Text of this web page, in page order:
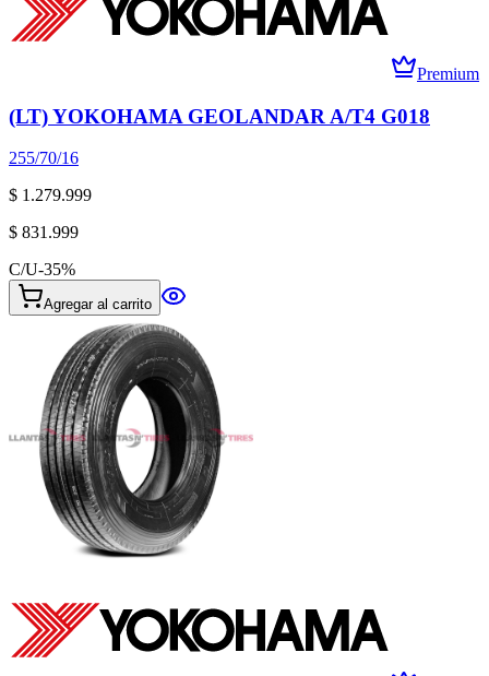
Premium
(LT) YOKOHAMA GEOLANDAR A/T4 G018
255/70/16
$ 1.279.999
$ 831.999
C/U-35%
Agregar al carrito